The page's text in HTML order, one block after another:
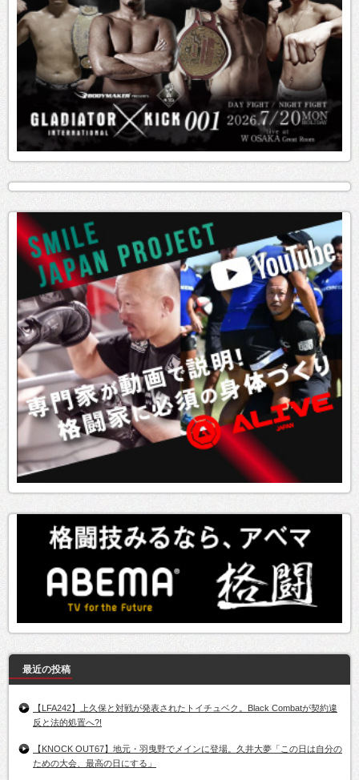
最近の投稿
【LFA242】上久保と対戦が発表されたトイチュベク。Black Combatが契約違
反と法的処置へ?!
【KNOCK OUT67】地元・羽曳野でメインに登場。久井大夢「この日は自分の
ための大会、最高の日にする」